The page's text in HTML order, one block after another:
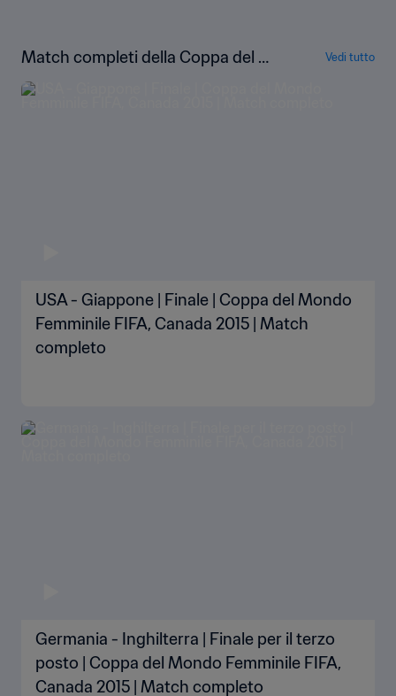
Match completi della Coppa del Mo
ndo femminile FIFA Canada 2015
Vedi tutto
USA - Giappone | Finale | Coppa del Mondo
Femminile FIFA, Canada 2015 | Match
completo
Germania - Inghilterra | Finale per il terzo
posto | Coppa del Mondo Femminile FIFA,
Canada 2015 | Match completo